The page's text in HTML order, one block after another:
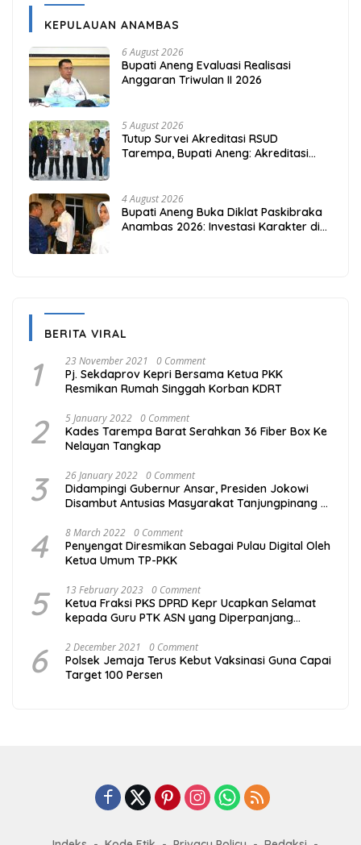
KEPULAUAN ANAMBAS
6 August 2026
Bupati Aneng Evaluasi Realisasi
Anggaran Triwulan II 2026
5 August 2026
Tutup Survei Akreditasi RSUD
Tarempa, Bupati Aneng: Akreditasi
4 August 2026
Bupati Aneng Buka Diklat Paskibraka
Anambas 2026: Investasi Karakter di
BERITA VIRAL
1 23 November 2021 0 Comment
Pj. Sekdaprov Kepri Bersama Ketua PKK
Resmikan Rumah Singgah Korban KDRT
2 5 January 2022 0 Comment
Kades Tarempa Barat Serahkan 36 Fiber Box Ke
Nelayan Tangkap
3 26 January 2022 0 Comment
Didampingi Gubernur Ansar, Presiden Jokowi
Disambut Antusias Masyarakat Tanjungpinang di
4 8 March 2022 0 Comment
Penyengat Diresmikan Sebagai Pulau Digital Oleh
Ketua Umum TP-PKK
5 13 February 2023 0 Comment
Ketua Fraksi PKS DPRD Kepr Ucapkan Selamat
kepada Guru PTK ASN yang Diperpanjang
6 2 December 2021 0 Comment
Polsek Jemaja Terus Kebut Vaksinasi Guna Capai
Target 100 Persen